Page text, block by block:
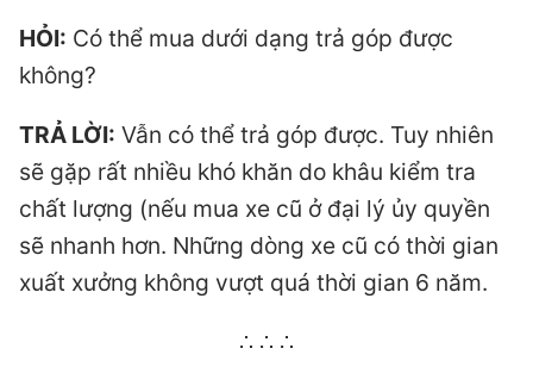
HỎI: Có thể mua dưới dạng trả góp được
không?
TRẢ LỜI: Vẫn có thể trả góp được. Tuy nhiên
sẽ gặp rất nhiều khó khăn do khâu kiểm tra
chất lượng (nếu mua xe cũ ở đại lý ủy quyền
sẽ nhanh hơn. Những dòng xe cũ có thời gian
xuất xưởng không vượt quá thời gian 6 năm.
∴ ∴ ∴